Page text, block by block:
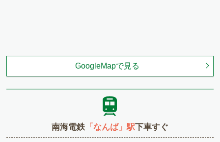
GoogleMapで見る
南海電鉄「なんば」駅下車すぐ